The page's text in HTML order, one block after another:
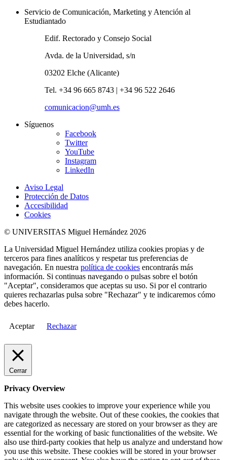
Servicio de Comunicación, Marketing y Atención al
Estudiantado
Edif. Rectorado y Consejo Social
Avda. de la Universidad, s/n
03202 Elche (Alicante)
Tel. +34 96 665 8743 | +34 96 522 2646
comunicacion@umh.es
Síguenos
Facebook
Twitter
YouTube
Instagram
LinkedIn
Aviso Legal
Protección de Datos
Accesibilidad
Cookies
© UNIVERSITAS Miguel Hernández 2026
La Universidad Miguel Hernández utiliza cookies propias y de
terceros para fines analíticos y respetar tus preferencias de
navegación. En nuestra política de cookies encontrarás más
información. Si continuas navegando o pulsas sobre el botón
"Aceptar", consideramos que aceptas su uso. Si por el contrario
quieres rechazarlas pulsa sobre "Rechazar" y te indicaremos cómo
debes hacerlo.
Aceptar Rechazar
Cerrar
Privacy Overview
This website uses cookies to improve your experience while you
navigate through the website. Out of these cookies, the cookies that
are categorized as necessary are stored on your browser as they are
essential for the working of basic functionalities of the website. We
also use third-party cookies that help us analyze and understand how
you use this website. These cookies will be stored in your browser